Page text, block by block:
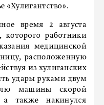
«Хулигантство».
время 2 августа
работники
медицинской
расположенную
из хулиганских
удары руками двум
машины скорой
также накинулся